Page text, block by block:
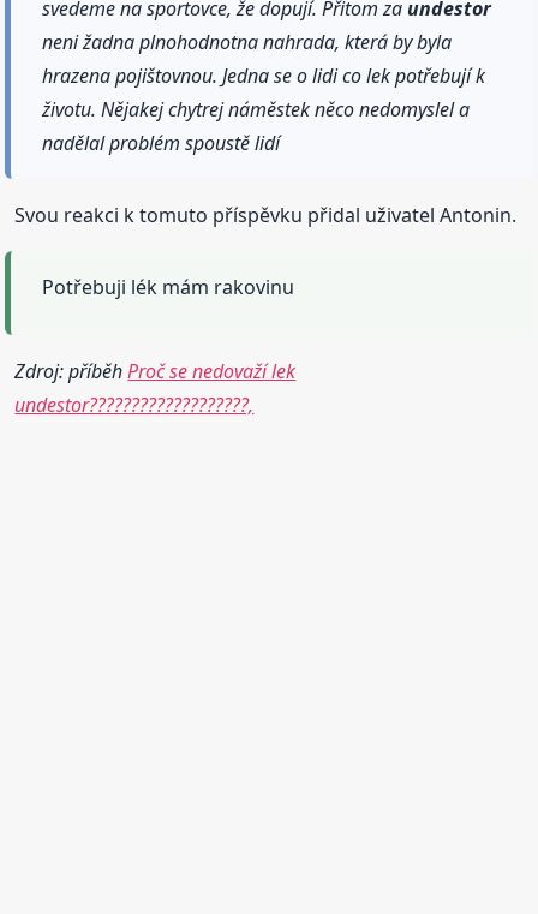
svedeme na sportovce, že dopují. Přitom zaundestor
neni žadna plnohodnotna nahrada, která by byla
hrazena pojištovnou. Jedna se o lidi co lek potřebují k
životu. Nějakej chytrej náměstek něco nedomyslel a
nadělal problém spoustě lidí
Svou reakci k tomuto příspěvku přidal uživatel Antonin.
Potřebuji lék mám rakovinu
Zdroj: příběhProč se nedovaží lek
undestor???????????????????,